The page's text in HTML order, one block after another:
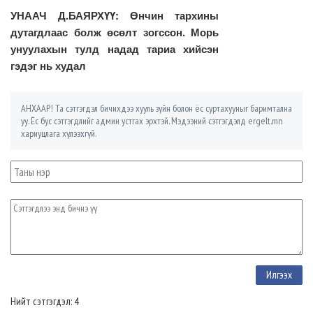
УНААЧ Д.БАЯРХҮҮ: Өнчин тархины
дутагдлаас болж өсөлт зогссон. Морь
унуулахын тулд надад тариа хийсэн
гэдэг нь худал
АНХААР! Та сэтгэгдэл бичихдээ хууль зүйн болон ёс суртахууныг баримтална
уу. Ёс бус сэтгэгдлийг админ устгах эрхтэй. Мэдээний сэтгэгдэлд ergelt.mn
хариуцлага хүлээхгүй.
Нийт сэтгэгдэл: 4